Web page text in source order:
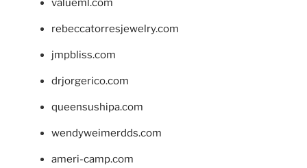
valueml.com
rebeccatorresjewelry.com
jmpbliss.com
drjorgerico.com
queensushipa.com
wendyweimerdds.com
ameri-camp.com